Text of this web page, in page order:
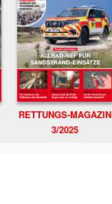
RETTUNGS-MAGAZIN
3/2025